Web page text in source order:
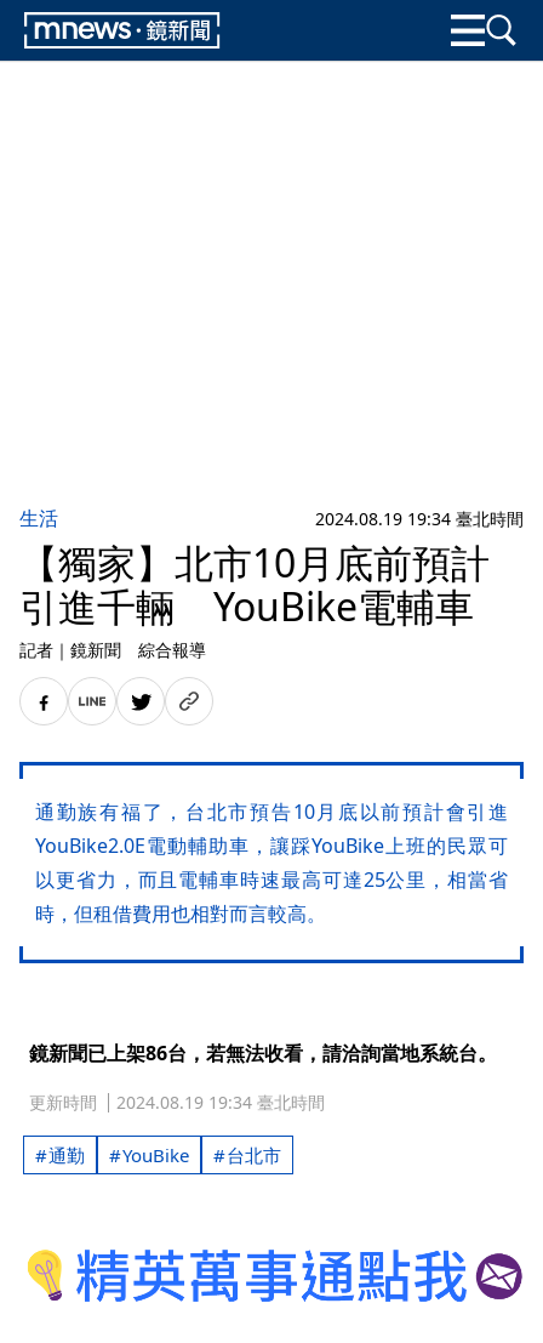
生活 2024.08.19 19:34 臺北時間
【獨家】北市10月底前預計
引進千輛 YouBike電輔車
記者 ｜ 鏡新聞 綜合報導
通勤族有福了，台北市預告10月底以前預計會引進
YouBike2.0E電動輔助車，讓踩YouBike上班的民眾可
以更省力，而且電輔車時速最高可達25公里，相當省
時，但租借費用也相對而言較高。
鏡新聞已上架86台，若無法收看，請洽詢當地系統台。
更新時間 2024.08.19 19:34 臺北時間
通勤 YouBike 台北市